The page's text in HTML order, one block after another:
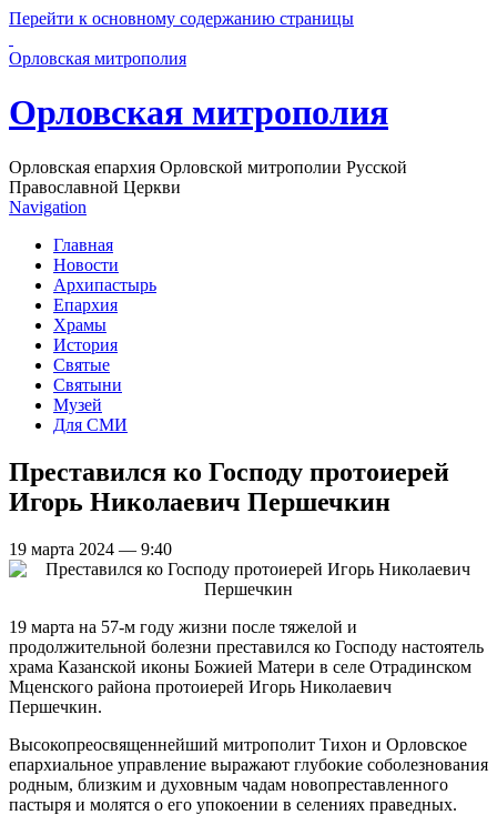
Перейти к основному содержанию страницы
Орловская митрополия
Орловская митрополия
Орловская епархия Орловской митрополии Русской
Православной Церкви
Navigation
Главная
Новости
Архипастырь
Епархия
Храмы
История
Святые
Святыни
Музей
Для СМИ
Преставился ко Господу протоиерей
Игорь Николаевич Першечкин
19 марта 2024 — 9:40
19 марта на 57-м году жизни после тяжелой и
продолжительной болезни преставился ко Господу настоятель
храма Казанской иконы Божией Матери в селе Отрадинском
Мценского района протоиерей Игорь Николаевич
Першечкин.
Высокопреосвященнейший митрополит Тихон и Орловское
епархиальное управление выражают глубокие соболезнования
родным, близким и духовным чадам новопреставленного
пастыря и молятся о его упокоении в селениях праведных.